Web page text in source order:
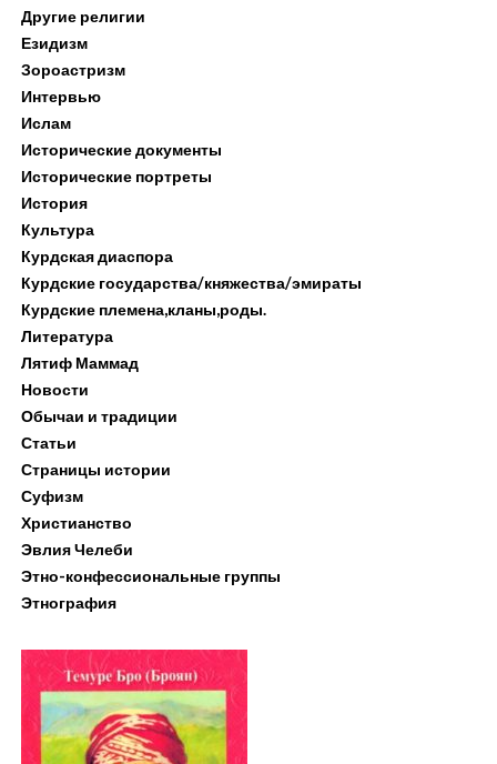
Другие религии
Езидизм
Зороастризм
Интервью
Ислам
Исторические документы
Исторические портреты
История
Культура
Курдская диаспора
Курдские государства/княжества/эмираты
Курдские племена,кланы,роды.
Литература
Лятиф Маммад
Новости
Обычаи и традиции
Статьи
Страницы истории
Суфизм
Христианство
Эвлия Челеби
Этно-конфессиональные группы
Этнография